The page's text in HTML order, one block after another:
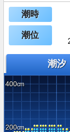
潮時
潮位
潮汐
400
200